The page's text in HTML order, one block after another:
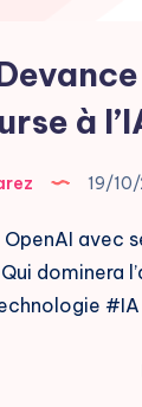
à
19/
avec
dominera